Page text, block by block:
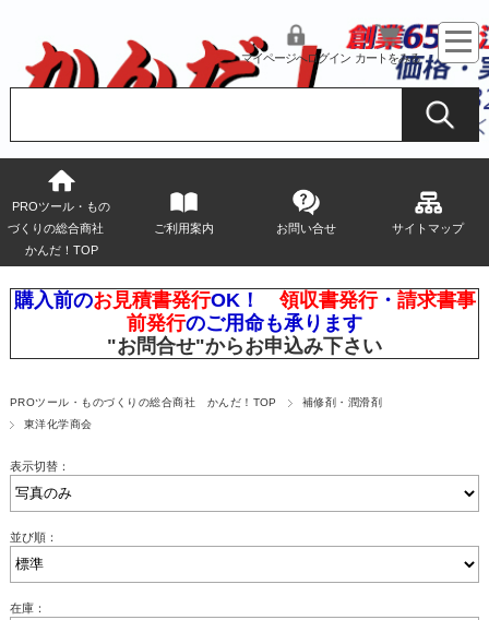
マイページへログイン カートをみる
PROツール・もの
づくりの総合商社
かんだ！TOP
ご利用案内 お問い合せ サイトマップ
購入前のお見積書発行OK！ 領収書発行・ 請求書事
前発行のご用命も承ります
"お問合せ"からお申込み下さい
PROツール・ものづくりの総合商社 かんだ！TOP
補修剤・潤滑剤
東洋化学商会
表示切替：
並び順：
在庫：